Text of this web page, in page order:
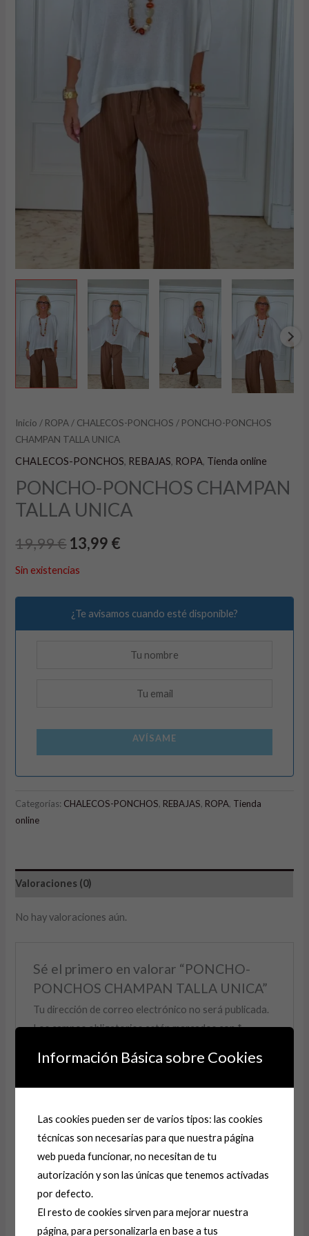
Inicio / ROPA / CHALECOS-PONCHOS / PONCHO-PONCHOS
CHAMPAN TALLA UNICA
CHALECOS-PONCHOS, REBAJAS, ROPA, Tienda online
PONCHO-PONCHOS CHAMPAN
TALLA UNICA
19,99€ 13,99 €
Sin existencias
¿Te avisamos cuando esté disponible?
AVÍSAME
Categorías: CHALECOS-PONCHOS, REBAJAS, ROPA, Tienda
online
Valoraciones (0)
No hay valoraciones aún.
Sé el primero en valorar “PONCHO-
PONCHOS CHAMPAN TALLA UNICA”
Tu dirección de correo electrónico no será publicada.
Los campos obligatorios están marcados con*
Tu puntuación*
Tu valoración*
Información Básica sobre Cookies
Las cookies pueden ser de varios tipos: las cookies
técnicas son necesarias para que nuestra página
web pueda funcionar, no necesitan de tu
autorización y son las únicas que tenemos activadas
por defecto.
El resto de cookies sirven para mejorar nuestra
página, para personalizarla en base a tus